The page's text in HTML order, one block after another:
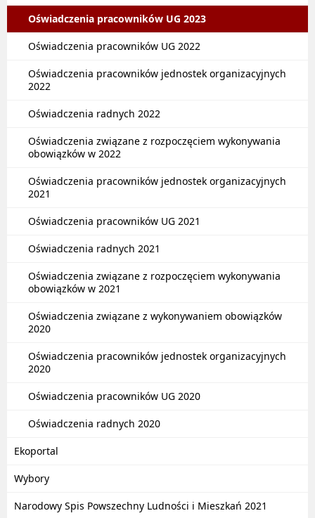
Oświadczenia pracowników UG 2023
Oświadczenia pracowników UG 2022
Oświadczenia pracowników jednostek organizacyjnych
2022
Oświadczenia radnych 2022
Oświadczenia związane z rozpoczęciem wykonywania
obowiązków w 2022
Oświadczenia pracowników jednostek organizacyjnych
2021
Oświadczenia pracowników UG 2021
Oświadczenia radnych 2021
Oświadczenia związane z rozpoczęciem wykonywania
obowiązków w 2021
Oświadczenia związane z wykonywaniem obowiązków
2020
Oświadczenia pracowników jednostek organizacyjnych
2020
Oświadczenia pracowników UG 2020
Oświadczenia radnych 2020
Ekoportal
Wybory
Narodowy Spis Powszechny Ludności i Mieszkań 2021